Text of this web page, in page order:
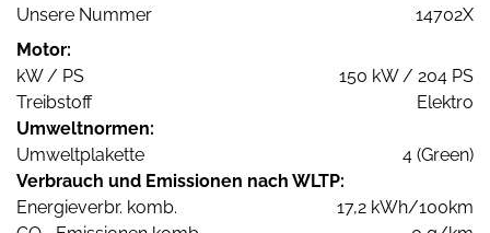
Unsere Nummer
14702X
Motor:
kW / PS
150 kW / 204 PS
Treibstoff
Elektro
Umweltnormen:
Umweltplakette
4 (Green)
Verbrauch und Emissionen nach WLTP:
Energieverbr. komb.
17,2 kWh/100km